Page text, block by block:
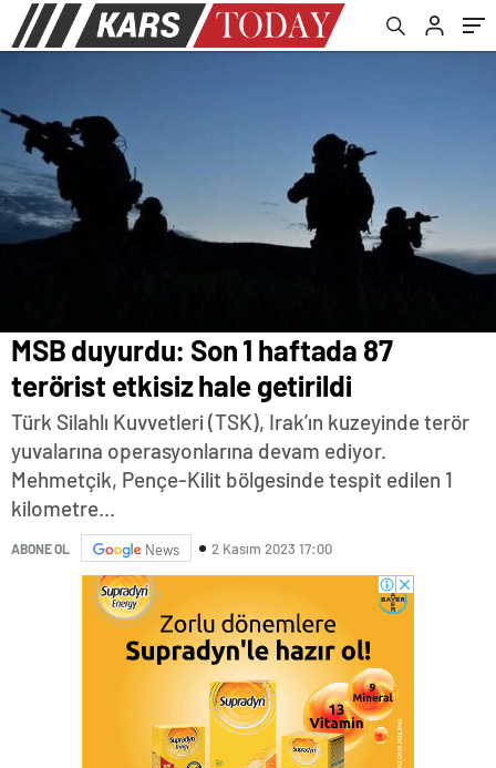
MSB duyurdu: Son 1 haftada 87
terörist etkisiz hale getirildi
Türk Silahlı Kuvvetleri (TSK), Irak’ın kuzeyinde terör
yuvalarına operasyonlarına devam ediyor.
Mehmetçik, Pençe-Kilit bölgesinde tespit edilen 1
kilometre...
ABONE OL News 2 Kasım 2023 17:00